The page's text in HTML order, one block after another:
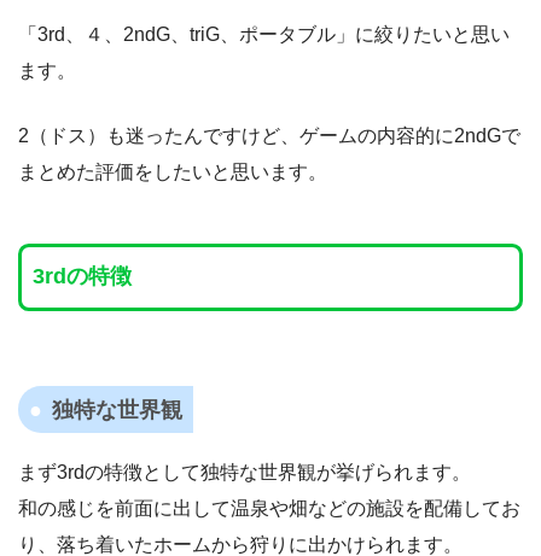
「3rd、４、2ndG、triG、ポータブル」に絞りたいと思い
ます。
2（ドス）も迷ったんですけど、ゲームの内容的に2ndGで
まとめた評価をしたいと思います。
3rdの特徴
独特な世界観
まず3rdの特徴として独特な世界観が挙げられます。
和の感じを前面に出して温泉や畑などの施設を配備してお
り、落ち着いたホームから狩りに出かけられます。